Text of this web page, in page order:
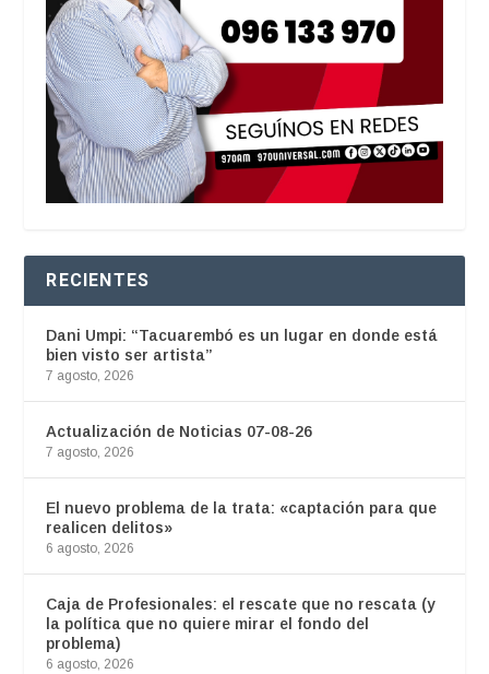
RECIENTES
Dani Umpi: “Tacuarembó es un lugar en donde está
bien visto ser artista”
7 agosto, 2026
Actualización de Noticias 07-08-26
7 agosto, 2026
El nuevo problema de la trata: «captación para que
realicen delitos»
6 agosto, 2026
Caja de Profesionales: el rescate que no rescata (y
la política que no quiere mirar el fondo del
problema)
6 agosto, 2026